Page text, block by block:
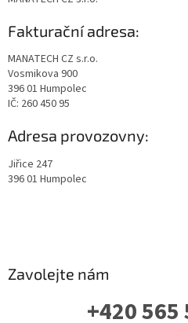
Fakturační adresa:
MANATECH CZ s.r.o.
Vosmikova 900
396 01 Humpolec
IČ: 260 450 95
Adresa provozovny:
Jiřice 247
396 01 Humpolec
Zavolejte nám
+420 565